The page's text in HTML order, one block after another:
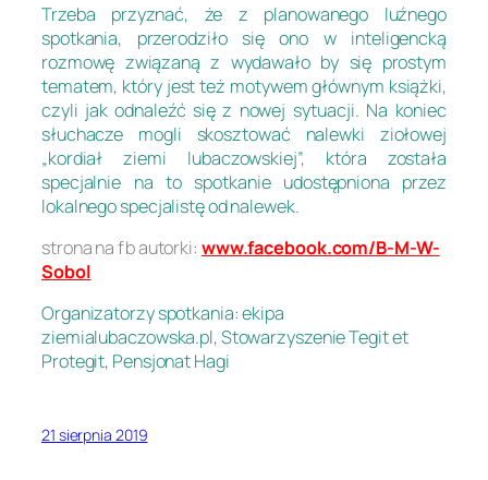
Trzeba przyznać, że z planowanego luźnego
spotkania, przerodziło się ono w inteligencką
rozmowę związaną z wydawało by się prostym
tematem, który jest też motywem głównym książki,
czyli jak odnaleźć się z nowej sytuacji. Na koniec
słuchacze mogli skosztować nalewki ziołowej
„kordiał ziemi lubaczowskiej”, która została
specjalnie na to spotkanie udostępniona przez
lokalnego specjalistę od nalewek.
strona na fb autorki: www.facebook.com/B-M-W-
Sobol
Organizatorzy spotkania: ekipa
ziemialubaczowska.pl, Stowarzyszenie Tegit et
Protegit, Pensjonat Hagi
21 sierpnia 2019